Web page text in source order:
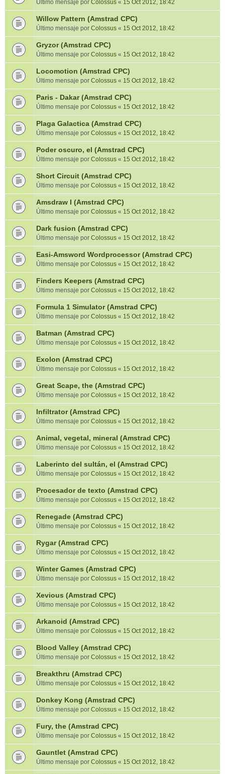
Último mensaje por Colossus « 15 Oct 2012, 18:42
Willow Pattern (Amstrad CPC)
Último mensaje por Colossus « 15 Oct 2012, 18:42
Gryzor (Amstrad CPC)
Último mensaje por Colossus « 15 Oct 2012, 18:42
Locomotion (Amstrad CPC)
Último mensaje por Colossus « 15 Oct 2012, 18:42
Paris - Dakar (Amstrad CPC)
Último mensaje por Colossus « 15 Oct 2012, 18:42
Plaga Galactica (Amstrad CPC)
Último mensaje por Colossus « 15 Oct 2012, 18:42
Poder oscuro, el (Amstrad CPC)
Último mensaje por Colossus « 15 Oct 2012, 18:42
Short Circuit (Amstrad CPC)
Último mensaje por Colossus « 15 Oct 2012, 18:42
Amsdraw I (Amstrad CPC)
Último mensaje por Colossus « 15 Oct 2012, 18:42
Dark fusion (Amstrad CPC)
Último mensaje por Colossus « 15 Oct 2012, 18:42
Easi-Amsword Wordprocessor (Amstrad CPC)
Último mensaje por Colossus « 15 Oct 2012, 18:42
Finders Keepers (Amstrad CPC)
Último mensaje por Colossus « 15 Oct 2012, 18:42
Formula 1 Simulator (Amstrad CPC)
Último mensaje por Colossus « 15 Oct 2012, 18:42
Batman (Amstrad CPC)
Último mensaje por Colossus « 15 Oct 2012, 18:42
Exolon (Amstrad CPC)
Último mensaje por Colossus « 15 Oct 2012, 18:42
Great Scape, the (Amstrad CPC)
Último mensaje por Colossus « 15 Oct 2012, 18:42
Infiltrator (Amstrad CPC)
Último mensaje por Colossus « 15 Oct 2012, 18:42
Animal, vegetal, mineral (Amstrad CPC)
Último mensaje por Colossus « 15 Oct 2012, 18:42
Laberinto del sultán, el (Amstrad CPC)
Último mensaje por Colossus « 15 Oct 2012, 18:42
Procesador de texto (Amstrad CPC)
Último mensaje por Colossus « 15 Oct 2012, 18:42
Renegade (Amstrad CPC)
Último mensaje por Colossus « 15 Oct 2012, 18:42
Rygar (Amstrad CPC)
Último mensaje por Colossus « 15 Oct 2012, 18:42
Winter Games (Amstrad CPC)
Último mensaje por Colossus « 15 Oct 2012, 18:42
Xevious (Amstrad CPC)
Último mensaje por Colossus « 15 Oct 2012, 18:42
Arkanoid (Amstrad CPC)
Último mensaje por Colossus « 15 Oct 2012, 18:42
Blood Valley (Amstrad CPC)
Último mensaje por Colossus « 15 Oct 2012, 18:42
Breakthru (Amstrad CPC)
Último mensaje por Colossus « 15 Oct 2012, 18:42
Donkey Kong (Amstrad CPC)
Último mensaje por Colossus « 15 Oct 2012, 18:42
Fury, the (Amstrad CPC)
Último mensaje por Colossus « 15 Oct 2012, 18:42
Gauntlet (Amstrad CPC)
Último mensaje por Colossus « 15 Oct 2012, 18:42